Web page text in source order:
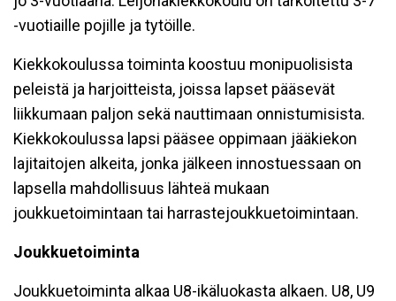
-vuotiaille pojille ja tytöille.
Kiekkokoulussa toiminta koostuu monipuolisista
peleistä ja harjoitteista, joissa lapset pääsevät
liikkumaan paljon sekä nauttimaan onnistumisista.
Kiekkokoulussa lapsi pääsee oppimaan jääkiekon
lajitaitojen alkeita, jonka jälkeen innostuessaan on
lapsella mahdollisuus lähteä mukaan
joukkuetoimintaan tai harrastejoukkuetoimintaan.
Joukkuetoiminta
Joukkuetoiminta alkaa U8-ikäluokasta alkaen. U8, U9